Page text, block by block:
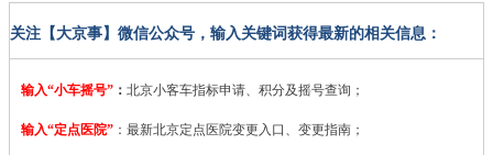
关注【大京事】微信公众号，输入关键词获得最新的相关信息：
输入“小车摇号” ： 北京小客车指标申请、积分及摇号查询；
输入“定点医院” ： 最新北京定点医院变更入口、变更指南；